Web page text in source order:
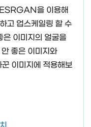
을 이용해
고 업스케일링 할 수
은 이미지의 얼굴을
좋은 이미지와
이미지에 적용해보